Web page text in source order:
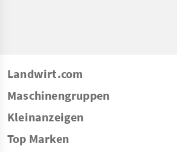
Landwirt.com
Maschinengruppen
Kleinanzeigen
Top Marken